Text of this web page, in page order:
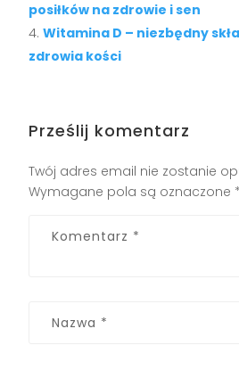
posiłków na zdrowie i sen
Witamina D – niezbędny
zdrowia kości
Prześlij komentarz
Twój adres email nie zostanie
Wymagane pola są oznaczone *